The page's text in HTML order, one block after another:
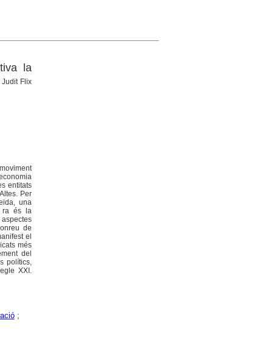
la
Flix
entitats
Per
una
ra és la
de
el
més
del
polítics,
XXI.
;